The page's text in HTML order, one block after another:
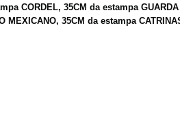
CORDEL, 35CM da estampa
35CM da estampa